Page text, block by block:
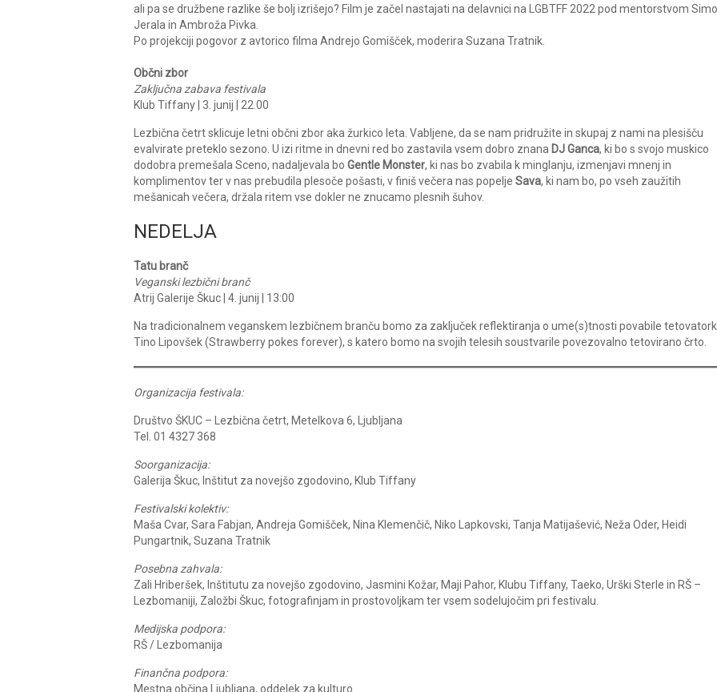
ali pa se družbene razlike še bolj izrišejo? Film je začel nastajati na delavnici na LGBTFF 2022 pod mentorstvom
Jerala in Ambroža Pivka.
Po projekciji pogovor z avtorico filma Andrejo Gomišček, moderira Suzana Tratnik.
Občni zbor
Zaključna zabava festivala
Klub Tiffany | 3. junij | 22.00
Lezbična četrt sklicuje letni občni zbor aka žurkico leta. Vabljene, da se nam pridružite in skupaj z nami na plesišču
evalvirate preteklo sezono. U izi ritme in dnevni red bo zastavila vsem dobro znana DJ Ganca, ki bo s svojo muskico
dodobra premešala Sceno, nadaljevala bo Gentle Monster, ki nas bo zvabila k minglanju, izmenjavi mnenj in
komplimentov ter v nas prebudila plesoče pošasti, v finiš večera nas popelje Sava, ki nam bo, po vseh zaužitih
mešanicah večera, držala ritem vse dokler ne znucamo plesnih šuhov.
NEDELJA
Tatu branč
Veganski lezbični branč
Atrij Galerije Škuc | 4. junij | 13:00
Na tradicionalnem veganskem lezbičnem branču bomo za zaključek reflektiranja o ume(s)tnosti povabile
Tino Lipovšek (Strawberry pokes forever), s katero bomo na svojih telesih soustvarile povezovalno tetovirano črto.
Organizacija festivala:
Društvo ŠKUC – Lezbična četrt, Metelkova 6, Ljubljana
Tel. 01 4327 368
Soorganizacija:
Galerija Škuc, Inštitut za novejšo zgodovino, Klub Tiffany
Festivalski kolektiv:
Maša Cvar, Sara Fabjan, Andreja Gomišček, Nina Klemenčič, Niko Lapkovski, Tanja Matijašević, Neža Oder, Heidi
Pungartnik, Suzana Tratnik
Posebna zahvala:
Zali Hriberšek, Inštitutu za novejšo zgodovino, Jasmini Kožar, Maji Pahor, Klubu Tiffany, Taeko, Urški Sterle in RŠ –
Lezbomaniji, Založbi Škuc, fotografinjam in prostovoljkam ter vsem sodelujočim pri festivalu.
Medijska podpora:
RŠ / Lezbomanija
Finančna podpora:
Mestna občina Ljubljana, oddelek za kulturo